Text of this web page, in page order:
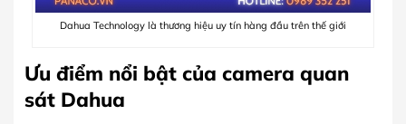
Dahua Technology là thương hiệu uy tín hàng đầu trên thế giới
Ưu điểm nổi bật của camera quan
sát Dahua